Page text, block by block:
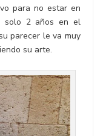
para no estar en
solo 2 años en el
parecer le va muy
su arte.